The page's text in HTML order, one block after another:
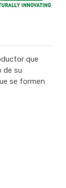
que
de su
se formen